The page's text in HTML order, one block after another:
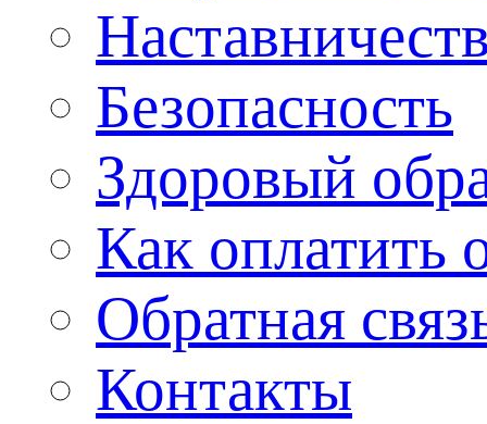
Безопасность
Здоровый
Как оплатить
Обратная
Контакты